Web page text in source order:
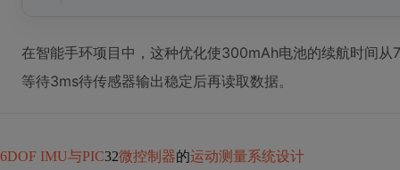
在智能手环项目中，这种优化使300mAh电池的续航时间
等待3ms待传感器输出稳定后再读取数据。
6DOF IMU与PIC32微控制器的运动测量系统设计